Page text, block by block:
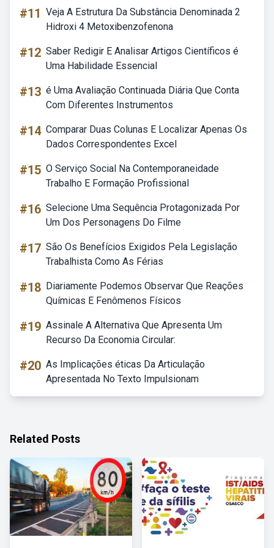
#11 Veja A Estrutura Da Substância Denominada 2
Hidroxi 4 Metoxibenzofenona
#12 Saber Redigir E Analisar Artigos Científicos é
Uma Habilidade Essencial
#13 é Uma Avaliação Continuada Diária Que Conta
Com Diferentes Instrumentos
#14 Comparar Duas Colunas E Localizar Apenas Os
Dados Correspondentes Excel
#15 O Serviço Social Na Contemporaneidade
Trabalho E Formação Profissional
#16 Selecione Uma Sequência Protagonizada Por
Um Dos Personagens Do Filme
#17 São Os Benefícios Exigidos Pela Legislação
Trabalhista Como As Férias
#18 Diariamente Podemos Observar Que Reações
Químicas E Fenômenos Físicos
#19 Assinale A Alternativa Que Apresenta Um
Recurso Da Economia Circular:
#20 As Implicações éticas Da Articulação
Apresentada No Texto Impulsionam
Related Posts